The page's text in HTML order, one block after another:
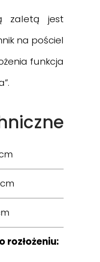
zaletą jest
na pościel
funkcja
rozłożeniu: